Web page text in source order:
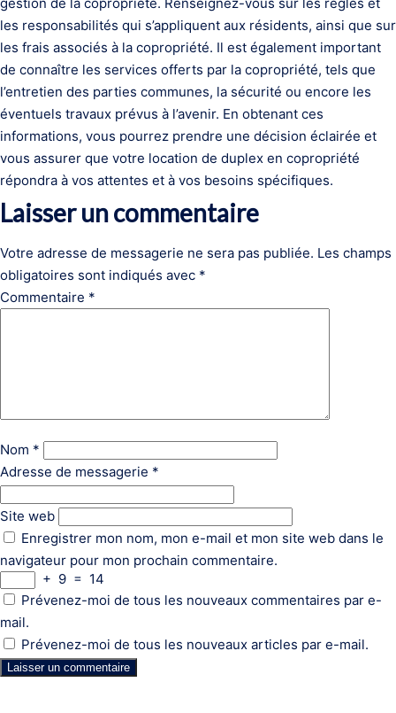
les responsabilités qui s’appliquent aux résidents, ainsi que sur
les frais associés à la copropriété. Il est également important
de connaître les services offerts par la copropriété, tels que
l’entretien des parties communes, la sécurité ou encore les
éventuels travaux prévus à l’avenir. En obtenant ces
informations, vous pourrez prendre une décision éclairée et
vous assurer que votre location de duplex en copropriété
répondra à vos attentes et à vos besoins spécifiques.
Laisser un commentaire
Votre adresse de messagerie ne sera pas publiée. Les champs
obligatoires sont indiqués avec *
Commentaire *
Nom *
Adresse de messagerie *
Site web
Enregistrer mon nom, mon e-mail et mon site web dans le
navigateur pour mon prochain commentaire.
+ 9 = 14
Prévenez-moi de tous les nouveaux commentaires par e-
mail.
Prévenez-moi de tous les nouveaux articles par e-mail.